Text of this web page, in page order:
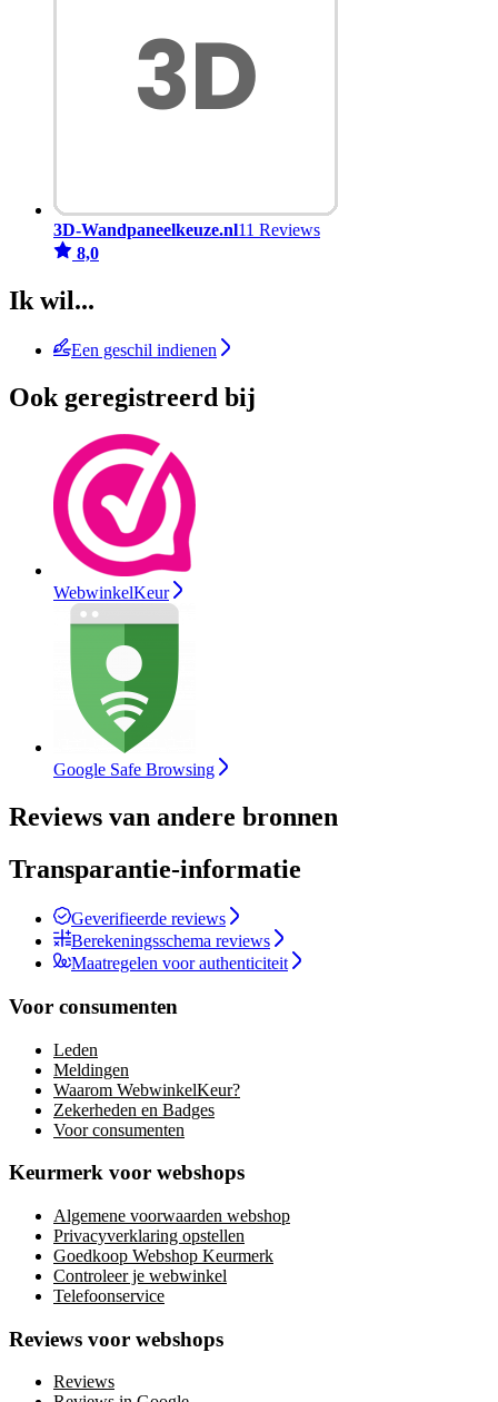
3D-Wandpaneelkeuze.nl11 Reviews
8,0
Ik wil...
Een geschil indienen
Ook geregistreerd bij
WebwinkelKeur
Google Safe Browsing
Reviews van andere bronnen
Transparantie-informatie
Geverifieerde reviews
Berekeningsschema reviews
Maatregelen voor authenticiteit
Voor consumenten
Leden
Meldingen
Waarom WebwinkelKeur?
Zekerheden en Badges
Voor consumenten
Keurmerk voor webshops
Algemene voorwaarden webshop
Privacyverklaring opstellen
Goedkoop Webshop Keurmerk
Controleer je webwinkel
Telefoonservice
Reviews voor webshops
Reviews